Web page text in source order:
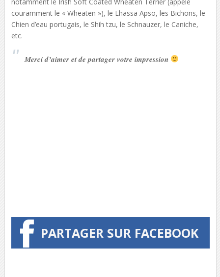
couramment le « Wheaten »), le Lhassa Apso, les Bichons, le
Chien d’eau portugais, le Shih tzu, le Schnauzer, le Caniche,
etc.
Merci d’aimer et de partager votre impression
PARTAGER SUR FACEBOOK